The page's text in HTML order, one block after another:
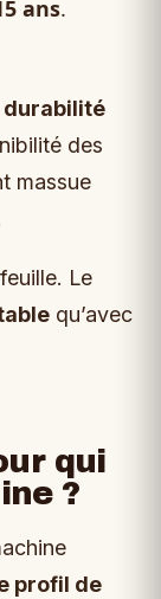
ans.
durabilité
des
massue
Le
qu’avec
qui
?
profil de